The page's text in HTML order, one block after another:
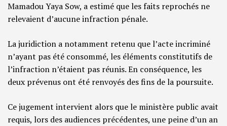
Mamadou Yaya Sow, a estimé que les faits reprochés ne
relevaient d’aucune infraction pénale.
La juridiction a notamment retenu que l’acte incriminé
n’ayant pas été consommé, les éléments constitutifs de
l’infraction n’étaient pas réunis. En conséquence, les
deux prévenus ont été renvoyés des fins de la poursuite.
Ce jugement intervient alors que le ministère public avait
requis, lors des audiences précédentes, une peine d’un an